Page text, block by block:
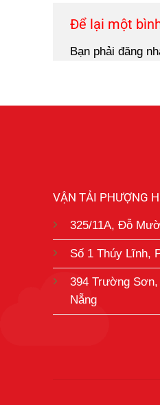
Để lại một
Bạn phải đăng
VẬN TẢI PHƯỢNG
325/11A, Đỗ
Số 1 Thúy Lĩnh,
394 Trường
Nẵng